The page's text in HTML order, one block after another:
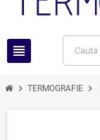
view_headline
chevron_right TERMOGRAFIE chevron_right